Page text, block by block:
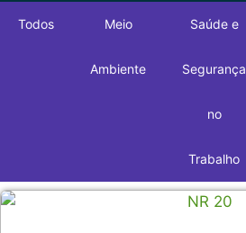
Todos Meio
Ambiente
Saúde e
Segurança
no
Trabalho